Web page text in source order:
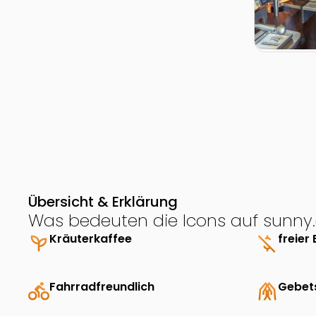
Übersicht & Erklärung
Was bedeuten die Icons auf
psychiatryKräuterkaffee money_off freier
directions_bikeFahrradfreundlich folded_hands